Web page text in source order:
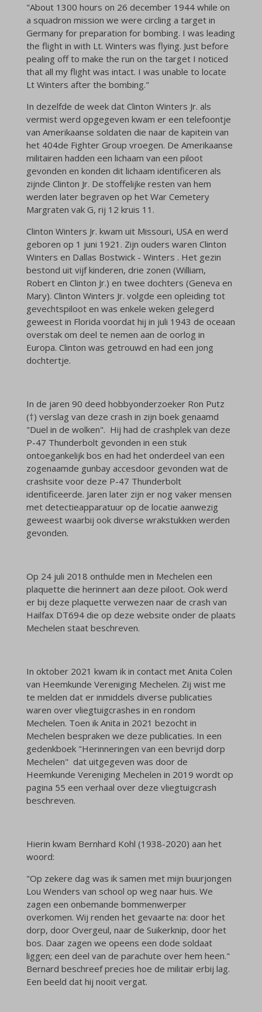
"About 1300 hours on 26 december 1944 while on
a squadron mission we were circling a target in
Germany for preparation for bombing. I was leading
the flight in with Lt. Winters was flying. Just before
pealing off to make the run on the target I noticed
that all my flight was intact. I was unable to locate
Lt Winters after the bombing."
In dezelfde de week dat Clinton Winters Jr. als
vermist werd opgegeven kwam er een telefoontje
van Amerikaanse soldaten die naar de kapitein van
het 404de Fighter Group vroegen. De Amerikaanse
militairen hadden een lichaam van een piloot
gevonden en konden dit lichaam identificeren als
zijnde Clinton Jr. De stoffelijke resten van hem
werden later begraven op het War Cemetery
Margraten vak G, rij 12 kruis 11.
Clinton Winters Jr. kwam uit Missouri, USA en werd
geboren op 1 juni 1921. Zijn ouders waren Clinton
Winters en Dallas Bostwick - Winters . Het gezin
bestond uit vijf kinderen, drie zonen (William,
Robert en Clinton Jr.) en twee dochters (Geneva en
Mary). Clinton Winters Jr. volgde een opleiding tot
gevechtspiloot en was enkele weken gelegerd
geweest in Florida voordat hij in juli 1943 de oceaan
overstak om deel te nemen aan de oorlog in
Europa. Clinton was getrouwd en had een jong
dochtertje.
In de jaren 90 deed hobbyonderzoeker Ron Putz
(†) verslag van deze crash in zijn boek genaamd
"Duel in de wolken". Hij had de crashplek van deze
P-47 Thunderbolt gevonden in een stuk
ontoegankelijk bos en had het onderdeel van een
zogenaamde gunbay accesdoor gevonden wat de
crashsite voor deze P-47 Thunderbolt
identificeerde. Jaren later zijn er nog vaker mensen
met detectieapparatuur op de locatie aanwezig
geweest waarbij ook diverse wrakstukken werden
gevonden.
Op 24 juli 2018 onthulde men in Mechelen een
plaquette die herinnert aan deze piloot. Ook werd
er bij deze plaquette verwezen naar de crash van
Hailfax DT694 die op deze website onder de plaats
Mechelen staat beschreven.
In oktober 2021 kwam ik in contact met Anita Colen
van Heemkunde Vereniging Mechelen. Zij wist me
te melden dat er inmiddels diverse publicaties
waren over vliegtuigcrashes in en rondom
Mechelen. Toen ik Anita in 2021 bezocht in
Mechelen bespraken we deze publicaties. In een
gedenkboek "Herinneringen van een bevrijd dorp
Mechelen" dat uitgegeven was door de
Heemkunde Vereniging Mechelen in 2019 wordt op
pagina 55 een verhaal over deze vliegtuigcrash
beschreven.
Hierin kwam Bernhard Kohl (1938-2020) aan het
woord:
"Op zekere dag was ik samen met mijn buurjongen
Lou Wenders van school op weg naar huis. We
zagen een onbemande bommenwerper
overkomen. Wij renden het gevaarte na: door het
dorp, door Overgeul, naar de Suikerknip, door het
bos. Daar zagen we opeens een dode soldaat
liggen; een deel van de parachute over hem heen."
Bernard beschreef precies hoe de militair erbij lag.
Een beeld dat hij nooit vergat.